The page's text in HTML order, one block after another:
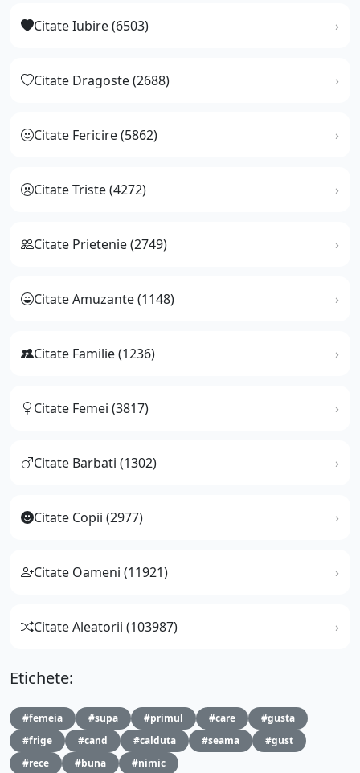
Citate Iubire (6503)
Citate Dragoste (2688)
Citate Fericire (5862)
Citate Triste (4272)
Citate Prietenie (2749)
Citate Amuzante (1148)
Citate Familie (1236)
Citate Femei (3817)
Citate Barbati (1302)
Citate Copii (2977)
Citate Oameni (11921)
Citate Aleatorii (103987)
Etichete:
#femeia #supa #primul #care
#gusta
#frige
#cand #calduta #seama
#gust
#rece
#buna #nimic